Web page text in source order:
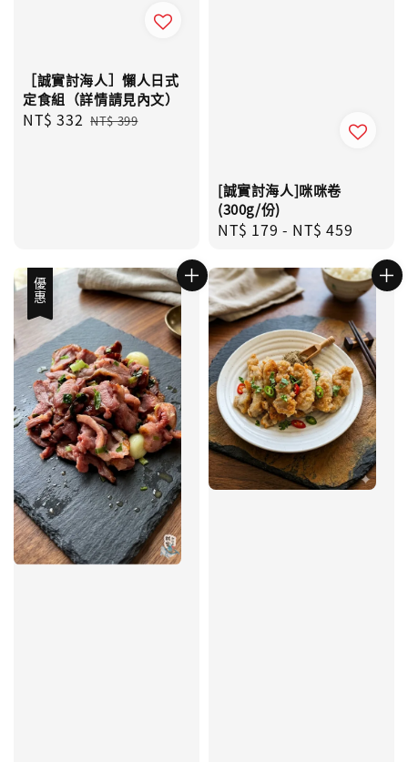
［誠實討海人］懶人日式
定食組（詳情請見內文）
Sale
NT$ 332 Regular
NT$ 399
[誠實討海人]咪咪卷
(300g/份)
Regular
NT$ 179 - NT$ 459
優惠